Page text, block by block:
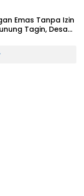
Emas Tanpa Izin
Tagin, Desa